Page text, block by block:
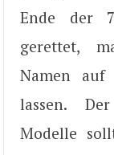
Ende der
gerettet,
Namen auf
lassen.
Modelle